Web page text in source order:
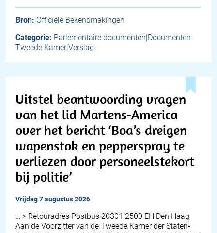
Bron: Officiële Bekendmakingen
Categorie: Parlementaire documenten|Documenten
Tweede Kamer|Verslag
Uitstel beantwoording vragen
van het lid Martens-America
over het bericht ‘Boa’s dreigen
wapenstok en pepperspray te
verliezen door personeelstekort
bij politie’
vrijdag 7 augustus 2026
… > Retouradres Postbus 20301 2500 EH Den Haag
Aan de Voorzitter van de Tweede Kamer der Staten-